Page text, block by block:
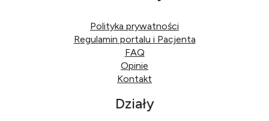
Polityka prywatności
Regulamin portalu i Pacjenta
FAQ
Opinie
Kontakt
Działy